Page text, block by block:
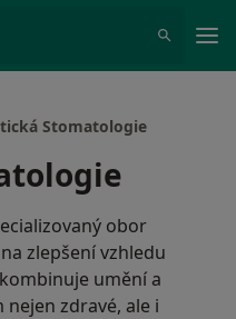
Stomatologie
obor
zlepšení vzhledu
umění a
zdravé, ale i